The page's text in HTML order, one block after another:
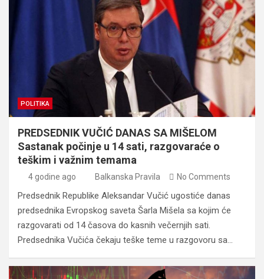
POLITIKA
PREDSEDNIK VUČIĆ DANAS SA MIŠELOM
Sastanak počinje u 14 sati, razgovaraće o
teškim i važnim temama
4 godine ago Balkanska Pravila No Comments
Predsednik Republike Aleksandar Vučić ugostiće danas
predsednika Evropskog saveta Šarla Mišela sa kojim će
razgovarati od 14 časova do kasnih večernjih sati.
Predsednika Vučića čekaju teške teme u razgovoru sa…